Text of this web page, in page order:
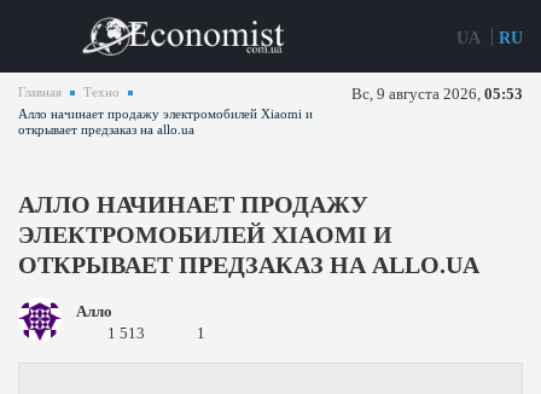
UA RU
Главная
Техно
Алло начинает продажу электромобилей Xiaomi и
открывает предзаказ на allo.ua
Вс, 9 августа 2026, 05:53
АЛЛО НАЧИНАЕТ ПРОДАЖУ
ЭЛЕКТРОМОБИЛЕЙ XIAOMI И
ОТКРЫВАЕТ ПРЕДЗАКАЗ НА ALLO.UA
Алло
1 513
1